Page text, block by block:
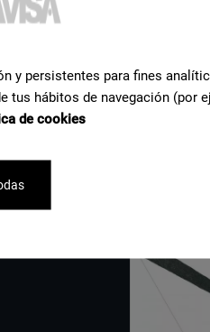
y persistentes para fines
tus hábitos de navegación (por
de cookies